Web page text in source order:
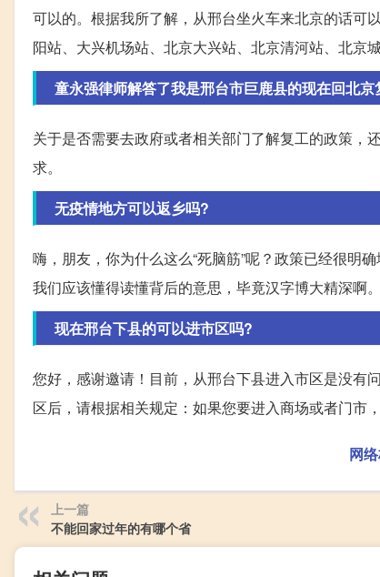
可以的。根据我所了解，从邢台坐火车来北京的话可
阳站、大兴机场站、北京大兴站、北京清河站、北京
童永强律师解答了我是邢台市巨鹿县的现在回北京
关于是否需要去政府或者相关部门了解复工的政策，
求。
无疫情地方可以返乡吗?
嗨，朋友，你为什么这么“死脑筋”呢？政策已经很明
我们应该懂得读懂背后的意思，毕竟汉字博大精深啊。
现在邢台下县的可以进市区吗?
您好，感谢邀请！目前，从邢台下县进入市区是没有
区后，请根据相关规定：如果您要进入商场或者门市
网
上一篇
不能回家过年的有哪个省